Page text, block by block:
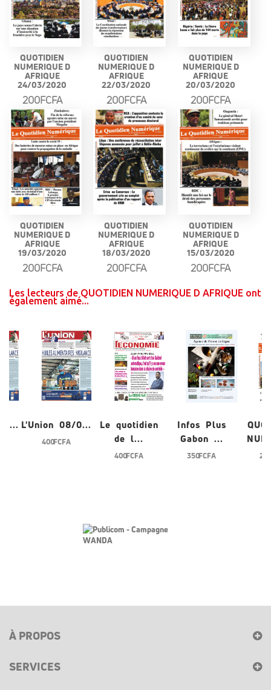
QUOTIDIEN
NUMERIQUE D
AFRIQUE
24/03/2020
200FCFA
QUOTIDIEN
NUMERIQUE D
AFRIQUE
22/03/2020
200FCFA
QUOTIDIEN
NUMERIQUE D
AFRIQUE
20/03/2020
200FCFA
QUOTIDIEN
NUMERIQUE D
AFRIQUE
19/03/2020
200FCFA
QUOTIDIEN
NUMERIQUE D
AFRIQUE
18/03/2020
200FCFA
QUOTIDIEN
NUMERIQUE D
AFRIQUE
15/03/2020
200FCFA
Les lecteurs de QUOTIDIEN NUMERIQUE D AFRIQUE ont
également aimé...
0... L'Union 08/0...
400 FCFA
Le quotidien
de l...
400 FCFA
Infos Plus
Gabon ...
350 FCFA
À PROPOS
SERVICES